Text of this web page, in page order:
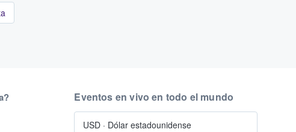
Eventos en vivo en todo el mundo
USD · Dólar estadounidense